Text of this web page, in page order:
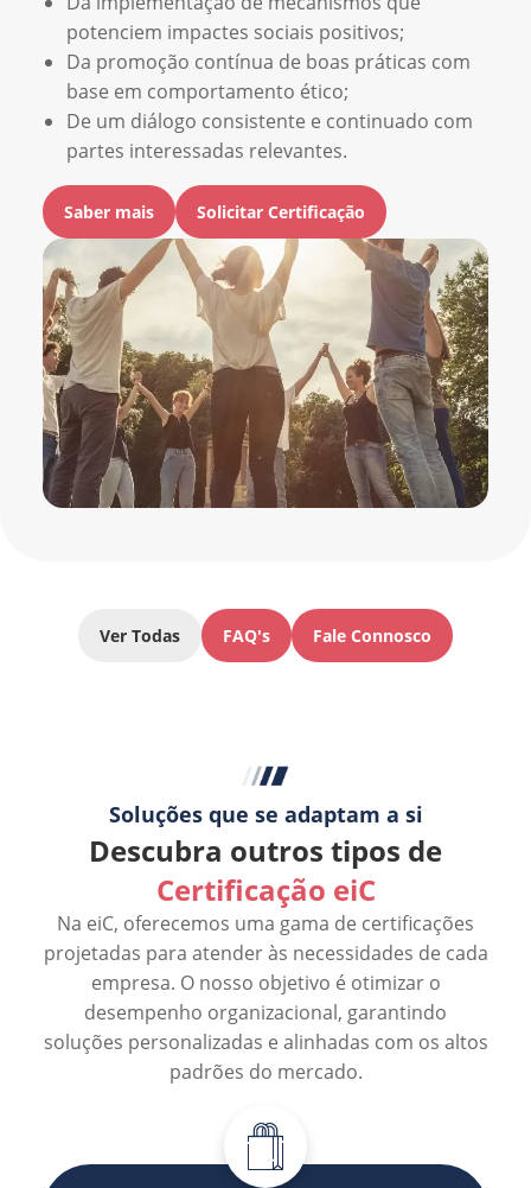
potenciem impactes sociais positivos;
Da promoção contínua de boas práticas com
base em comportamento ético;
De um diálogo consistente e continuado com
partes interessadas relevantes.
Saber mais Solicitar Certificação
Ver Todas FAQ's Fale Connosco
Soluções que se adaptam a si
Descubra outros tipos de
Certificação eiC
Na eiC, oferecemos uma gama de certificações
projetadas para atender às necessidades de cada
empresa. O nosso objetivo é otimizar o
desempenho organizacional, garantindo
soluções personalizadas e alinhadas com os altos
padrões do mercado.